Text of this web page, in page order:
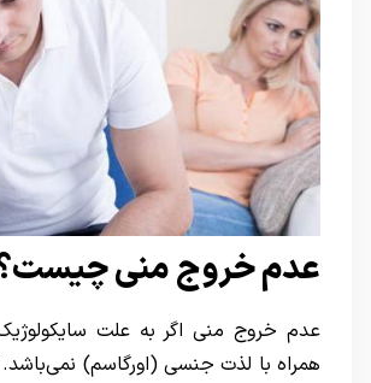
عدم خروج منی
عدم خروج منی اگر به علت
همراه با لذت جنسی (اورگاسم) نمی‌باشد.